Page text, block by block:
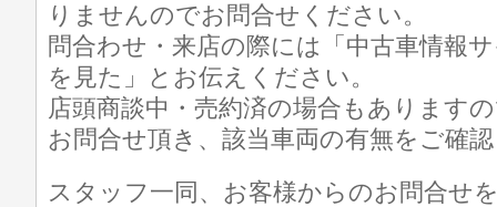
りませんのでお問合せください。
問合わせ・来店の際には「中古車情報
を見た」とお伝えください。
店頭商談中・売約済の場合もあります
お問合せ頂き、該当車両の有無をご確
スタッフ一同、お客様からのお問合せ